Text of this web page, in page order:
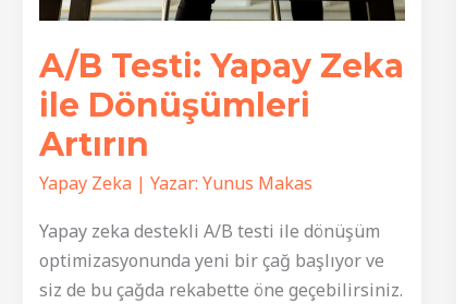
A/B Testi: Yapay Zeka
ile Dönüşümleri
Artırın
Yapay Zeka | Yazar: Yunus Makas
Yapay zeka destekli A/B testi ile dönüşüm
optimizasyonunda yeni bir çağ başlıyor ve
siz de bu çağda rekabette öne geçebilirsiniz.